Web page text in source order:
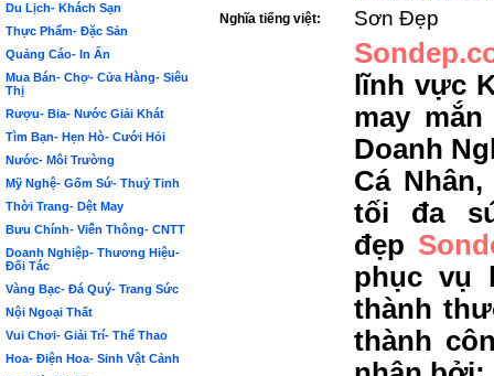
Du Lịch- Khách Sạn
Thực Phẩm- Đặc Sản
Quảng Cáo- In Ấn
Mua Bán- Chợ- Cửa Hàng- Siêu
Thị
Rượu- Bia- Nước Giải Khát
Tìm Bạn- Hẹn Hò- Cưới Hỏi
Nước- Môi Trường
Mỹ Nghệ- Gốm Sứ- Thuỷ Tinh
Thời Trang- Dệt May
Bưu Chính- Viễn Thông- CNTT
Doanh Nghiệp- Thương Hiệu-
Đối Tác
Vàng Bạc- Đá Quý- Trang Sức
Nội Ngoại Thất
Vui Chơi- Giải Trí- Thể Thao
Hoa- Điện Hoa- Sinh Vật Cảnh
Nghĩa tiếng việt: Sơn Đẹp
lĩnh vực
may
Doanh
Cá
tối đa
đẹp
phục vụ
thành
thành